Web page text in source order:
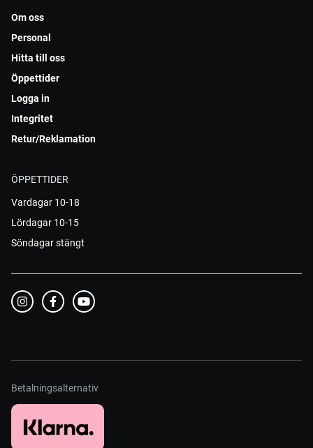
Om oss
Personal
Hitta till oss
Öppettider
Logga in
Integritet
Retur/Reklamation
ÖPPETTIDER
Vardagar 10-18
Lördagar 10-15
Söndagar stängt
Betalningsalternativ